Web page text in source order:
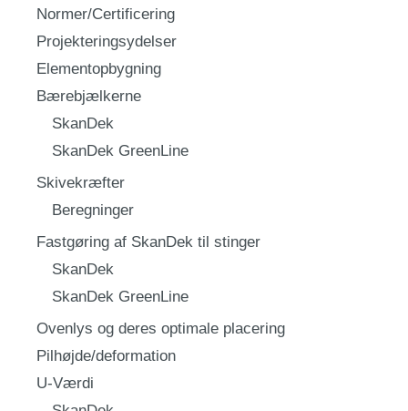
Normer/Certificering
Projekteringsydelser
Elementopbygning
Bærebjælkerne
SkanDek
SkanDek GreenLine
Skivekræfter
Beregninger
Fastgøring af SkanDek til stinger
SkanDek
SkanDek GreenLine
Ovenlys og deres optimale placering
Pilhøjde/deformation
U-Værdi